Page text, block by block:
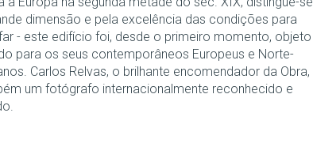
dimensão e pela excelência das condições para
- este edifício foi, desde o primeiro momento, objeto
para os seus contemporâneos Europeus e Norte-
Carlos Relvas, o brilhante encomendador da Obra,
um fotógrafo internacionalmente reconhecido e